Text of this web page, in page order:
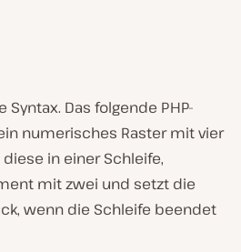
Syntax. Das folgende PHP-
numerisches Raster mit vier
in einer Schleife,
mit zwei und setzt die
wenn die Schleife beendet